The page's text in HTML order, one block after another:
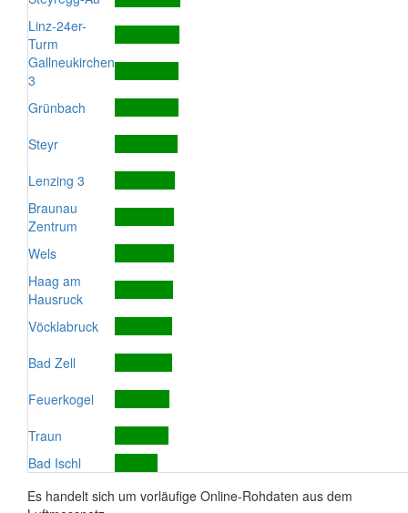
Linz-24er-
Turm
Gallneukirchen
3
Grünbach
Steyr
Lenzing 3
Braunau
Zentrum
Wels
Haag am
Hausruck
Vöcklabruck
Bad Zell
Feuerkogel
Traun
Bad Ischl
Es handelt sich um vorläufige Online-Rohdaten aus dem